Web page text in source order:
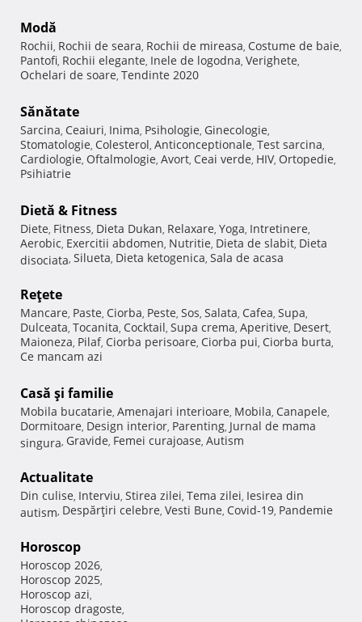
Modă
Rochii, Rochii de seara, Rochii de mireasa, Costume de baie,
Pantofi, Rochii elegante, Inele de logodna, Verighete,
Ochelari de soare, Tendinte 2020
Sănătate
Sarcina, Ceaiuri, Inima, Psihologie, Ginecologie,
Stomatologie, Colesterol, Anticonceptionale, Test sarcina,
Cardiologie, Oftalmologie, Avort, Ceai verde, HIV, Ortopedie,
Psihiatrie
Dietă & Fitness
Diete, Fitness, Dieta Dukan, Relaxare, Yoga, Intretinere,
Aerobic, Exercitii abdomen, Nutritie, Dieta de slabit, Dieta
disociata, Silueta, Dieta ketogenica, Sala de acasa
Reţete
Mancare, Paste, Ciorba, Peste, Sos, Salata, Cafea, Supa,
Dulceata, Tocanita, Cocktail, Supa crema, Aperitive, Desert,
Maioneza, Pilaf, Ciorba perisoare, Ciorba pui, Ciorba burta,
Ce mancam azi
Casă şi familie
Mobila bucatarie, Amenajari interioare, Mobila, Canapele,
Dormitoare, Design interior, Parenting, Jurnal de mama
singura, Gravide, Femei curajoase, Autism
Actualitate
Din culise, Interviu, Stirea zilei, Tema zilei, Iesirea din
autism, Despărţiri celebre, Vesti Bune, Covid-19, Pandemie
Horoscop
Horoscop 2026,
Horoscop 2025,
Horoscop azi,
Horoscop dragoste,